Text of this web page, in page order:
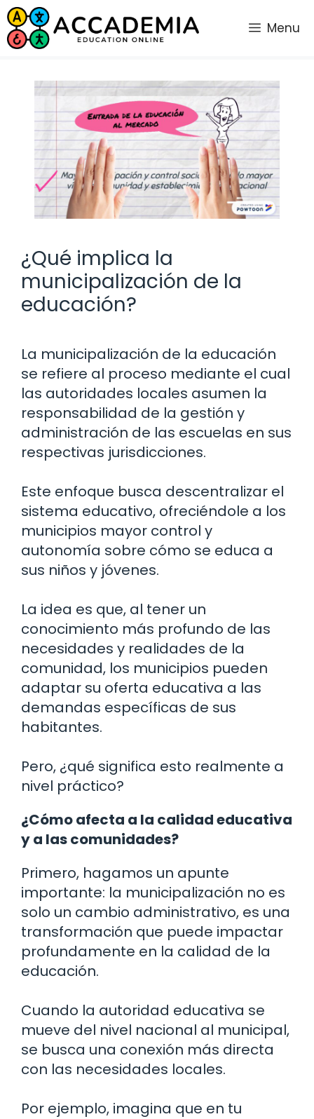
Saltar
al
contenido
Menu
¿Qué implica la
municipalización de la
educación?
La municipalización de la educación
se refiere al proceso mediante el cual
las autoridades locales asumen la
responsabilidad de la gestión y
administración de las escuelas en sus
respectivas jurisdicciones.
Este enfoque busca descentralizar el
sistema educativo, ofreciéndole a los
municipios mayor control y
autonomía sobre cómo se educa a
sus niños y jóvenes.
La idea es que, al tener un
conocimiento más profundo de las
necesidades y realidades de la
comunidad, los municipios pueden
adaptar su oferta educativa a las
demandas específicas de sus
habitantes.
Pero, ¿qué significa esto realmente a
nivel práctico?
¿Cómo afecta a la calidad educativa
y a las comunidades?
Primero, hagamos un apunte
importante: la municipalización no es
solo un cambio administrativo, es una
transformación que puede impactar
profundamente en la calidad de la
educación.
Cuando la autoridad educativa se
mueve del nivel nacional al municipal,
se busca una conexión más directa
con las necesidades locales.
Por ejemplo, imagina que en tu